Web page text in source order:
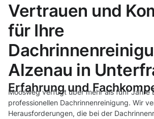
Vertrauen und
für Ihre
Alzenau in
Erfahrung und
Moosweg verfügt über mehr als fünf Jahre
professionellen Dachrinnenreinigung. Wir
Herausforderungen, die bei der